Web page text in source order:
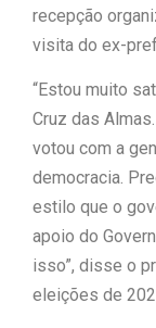
recepção
visita do ex-
“Estou muito
Cruz das
votou com a
democracia.
estilo que o
apoio do
isso”, disse o
eleições de